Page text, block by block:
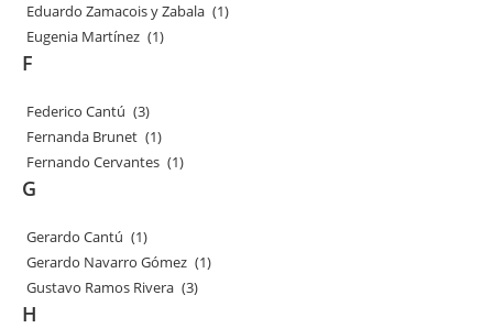
Eduardo Zamacois y Zabala (1)
Eugenia Martínez (1)
F
Federico Cantú (3)
Fernanda Brunet (1)
Fernando Cervantes (1)
G
Gerardo Cantú (1)
Gerardo Navarro Gómez (1)
Gustavo Ramos Rivera (3)
H